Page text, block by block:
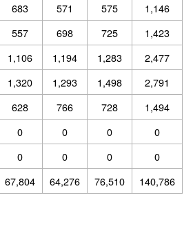
683 571 575
1,146
557 698 725
1,423
1,106 1,194 1,283
2,477
1,320 1,293 1,498
2,791
628 766 728
1,494
0 0 0
0
0 0 0
0
67,804 64,276 76,510 140,786